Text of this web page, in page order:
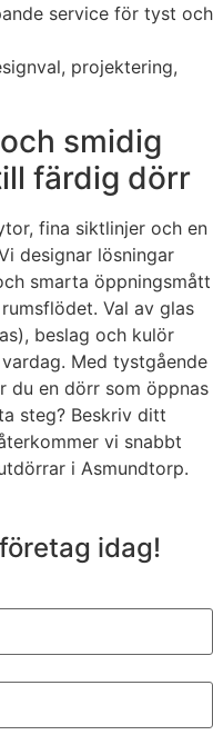
service för tyst och
projektering,
smidig
färdig dörr
fina siktlinjer och en
designar lösningar
smarta öppningsmått
Val av glas
beslag och kulör
Med tystgående
du en dörr som öppnas
steg? Beskriv ditt
vi snabbt
i Asmundtorp.
idag!